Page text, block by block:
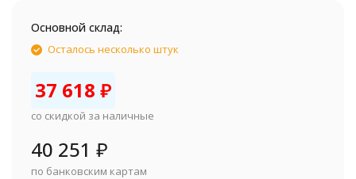
Основной склад:
Осталось несколько штук
37 618 ₽
со скидкой за наличные
40 251 ₽
по банковским картам